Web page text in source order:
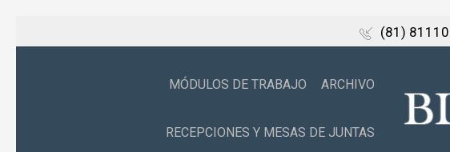
(81)
MÓDULOS DE TRABAJO ARCHIVO
RECEPCIONES Y MESAS DE JUNTAS